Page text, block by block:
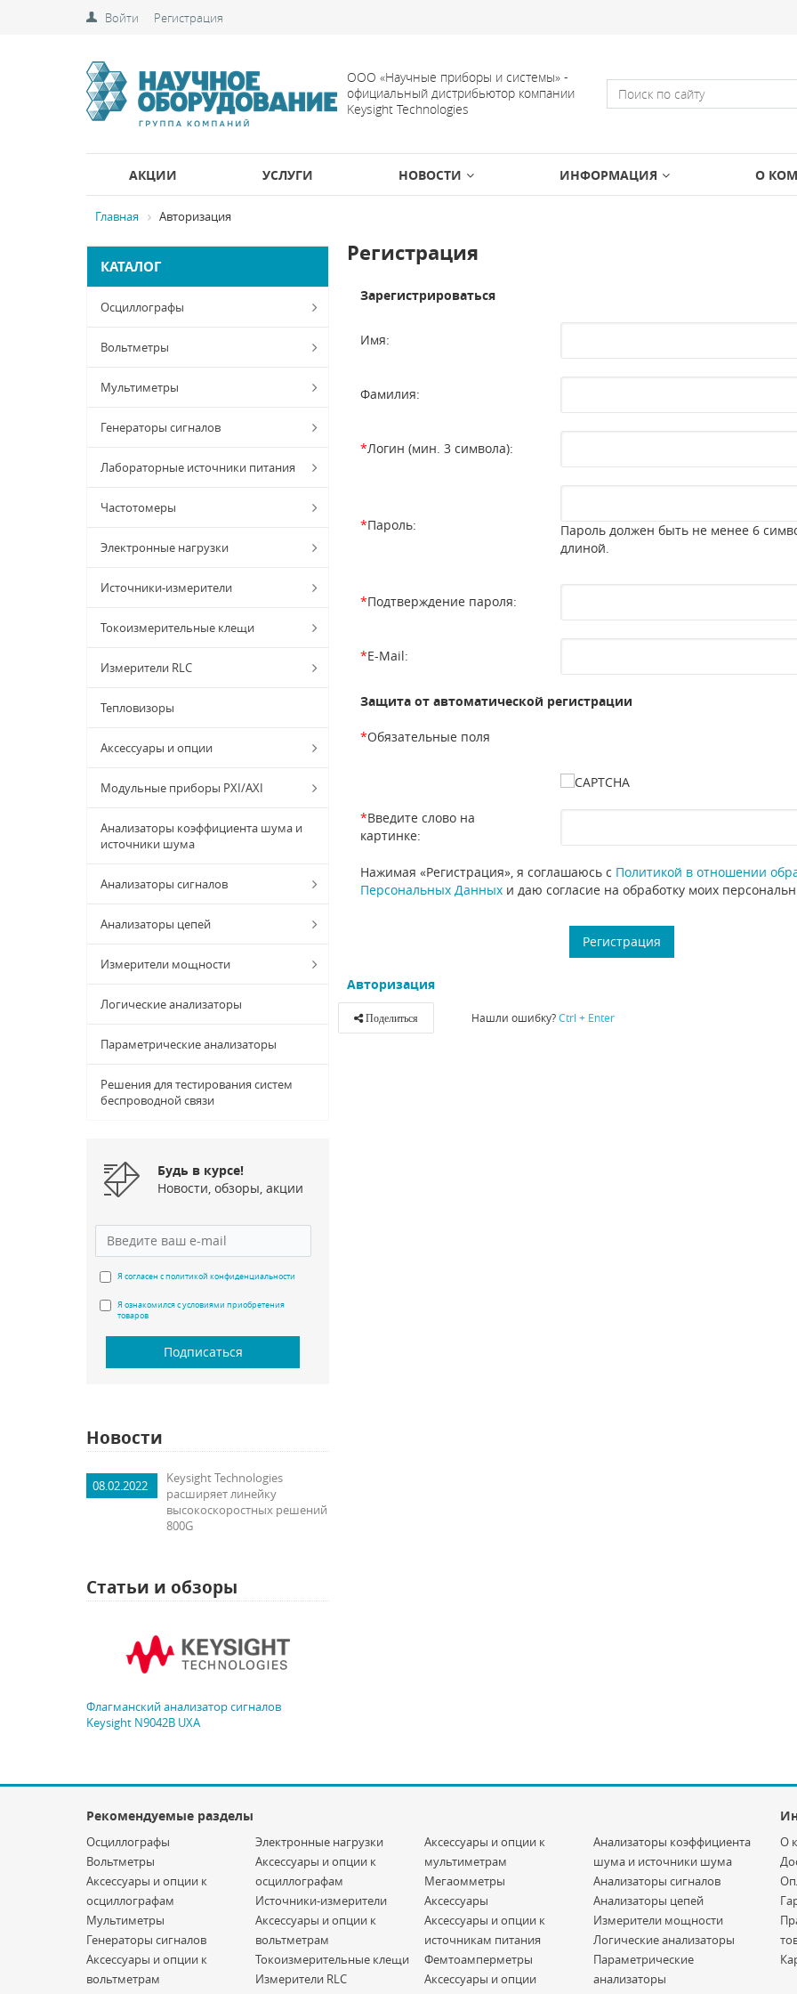
Войти Регистрация
ООО «Научные приборы и системы» -
официальный дистрибьютор компании
Keysight Technologies
АКЦИИ УСЛУГИ НОВОСТИ ИНФОРМАЦИЯ О
Главная Авторизация
КАТАЛОГ
Осциллографы
Вольтметры
Мультиметры
Генераторы сигналов
Лабораторные источники питания
Частотомеры
Электронные нагрузки
Источники-измерители
Токоизмерительные клещи
Измерители RLC
Тепловизоры
Аксессуары и опции
Модульные приборы PXI/AXI
Анализаторы коэффициента шума и
источники шума
Анализаторы сигналов
Анализаторы цепей
Измерители мощности
Логические анализаторы
Параметрические анализаторы
Решения для тестирования систем
беспроводной связи
Будь в курсе!
Новости, обзоры, акции
Я согласен с политикой конфиденциальности
Я ознакомился с условиями приобретения
товаров
Подписаться
Новости
08.02.2022
Keysight Technologies
расширяет линейку
высокоскоростных решений
800G
Статьи и обзоры
Флагманский анализатор сигналов
Keysight N9042B UXA
Регистрация
Зарегистрироваться
Имя:
Фамилия:
*Логин (мин. 3 символа):
*Пароль:
Пароль должен быть не менее 6
длиной.
*Подтверждение пароля:
*E-Mail:
Защита от автоматической регистрации
*Обязательные поля
*Введите слово на
картинке:
Нажимая «Регистрация», я соглашаюсь с Политикой в отношении
Персональных Данных и даю согласие на обработку моих
Авторизация
Поделиться Нашли ошибку?Ctrl + Enter
Рекомендуемые разделы
Осциллографы
Вольтметры
Аксессуары и опции к
осциллографам
Мультиметры
Генераторы сигналов
Аксессуары и опции к
вольтметрам
Электронные нагрузки
Аксессуары и опции к
осциллографам
Источники-измерители
Аксессуары и опции к
вольтметрам
Токоизмерительные клещи
Измерители RLC
Аксессуары и опции к
мультиметрам
Мегаомметры
Аксессуары
Аксессуары и опции к
источникам питания
Фемтоамперметры
Аксессуары и опции
Анализаторы коэффициента
шума и источники шума
Анализаторы сигналов
Анализаторы цепей
Измерители мощности
Логические анализаторы
Параметрические
анализаторы
О